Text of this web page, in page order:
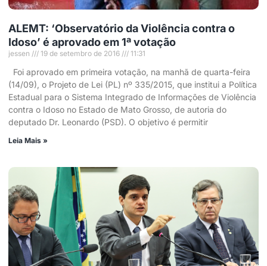
ALEMT: ‘Observatório da Violência contra o
Idoso’ é aprovado em 1ª votação
jessen 19 de setembro de 2016 11:31
Foi aprovado em primeira votação, na manhã de quarta-feira
(14/09), o Projeto de Lei (PL) nº 335/2015, que institui a Política
Estadual para o Sistema Integrado de Informações de Violência
contra o Idoso no Estado de Mato Grosso, de autoria do
deputado Dr. Leonardo (PSD). O objetivo é permitir
Leia Mais »